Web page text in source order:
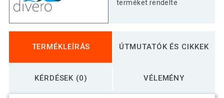
terméket rendelte
TERMÉKLEÍRÁS ÚTMUTATÓK ÉS CIKKEK
KÉRDÉSEK (0) VÉLEMÉNY